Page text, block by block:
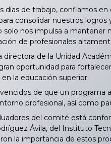
días de trabajo, confiamos en
consolidar nuestros
solo nos impulsa a
de profesionales
de la Unidad
oportunidad para
la educación superior.
de que un programa
profesional, así como
del comité está
Ávila, del Instituto
la importancia de estos